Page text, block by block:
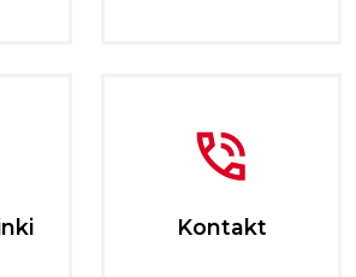
Kontakt